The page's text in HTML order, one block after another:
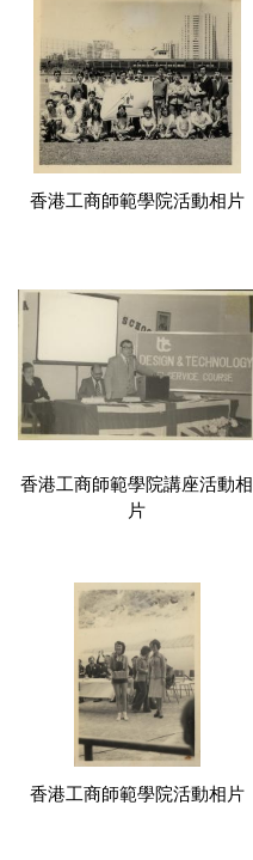
香港工商師範學院活動相片
香港工商師範學院講座活動相
片
香港工商師範學院活動相片